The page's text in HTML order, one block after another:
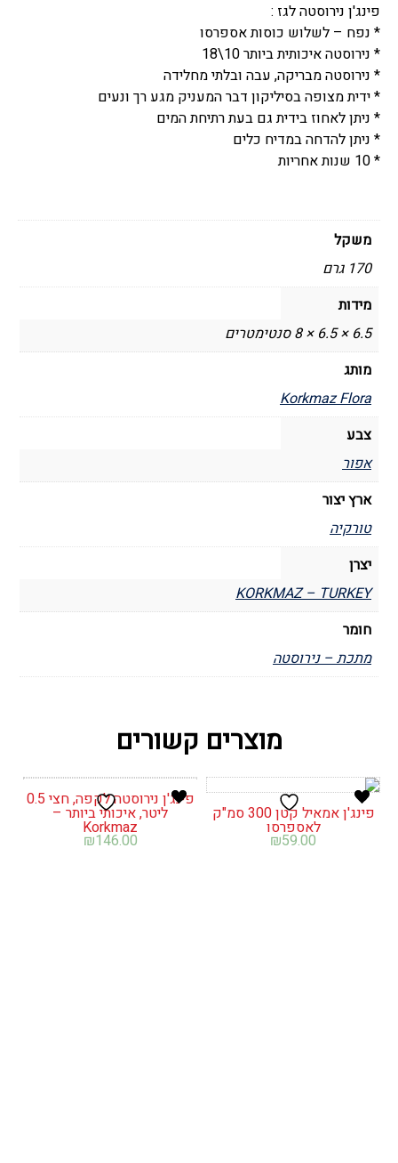
3
כוסות,
פלורה
-
Flora
פינג'ן נירוסטה לגז :
* נפח – לשלוש כוסות אספרסו
* נירוסטה איכותית ביותר 10\18
* נירוסטה מבריקה, עבה ובלתי מחלידה
* ידית מצופה בסיליקון דבר המעניק מגע רך ונעים
* ניתן לאחוז בידית גם בעת רתיחת המים
* ניתן להדחה במדיח כלים
* 10 שנות אחריות
משקל
170 גרם
מידות
6.5 × 6.5 × 8 סנטימטרים
מותג
Korkmaz Flora
צבע
אפור
ארץ יצור
טורקיה
יצרן
KORKMAZ – TURKEY
חומר
מתכת – נירוסטה
מוצרים קשורים
פינג'ן אמאיל קטן 300 סמ"ק
לאספרסו
₪59.00
פינג'ן נירוסטה לקפה, חצי 0.5
ליטר, איכותי ביותר –
Korkmaz
₪146.00